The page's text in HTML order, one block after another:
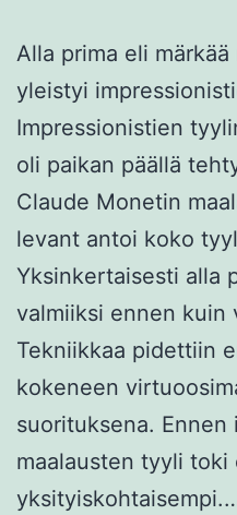
Alla prima eli
yleistyi
Impressionistien
oli paikan päällä
Claude Monetin
levant antoi koko
Yksinkertaisesti alla
valmiiksi ennen kuin
Tekniikkaa pidettiin
kokeneen
suorituksena. Ennen
maalausten tyyli